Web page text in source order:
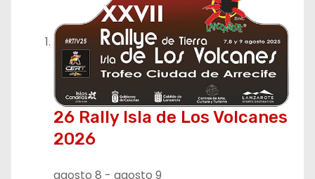
26 Rally Isla de Los Volcanes
2026
agosto 8 - agosto 9